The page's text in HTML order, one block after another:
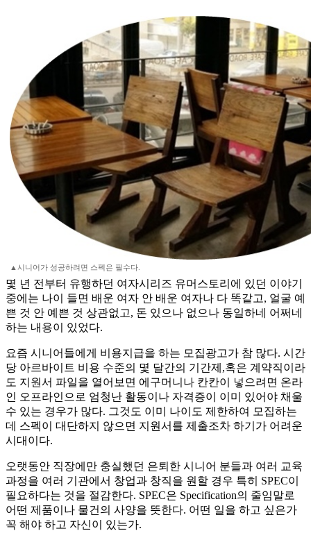
▲시니어가 성공하려면 스펙은 필수다.
몇 년 전부터 유행하던 여자시리즈 유머스토리에 있던 이야기
중에는 나이 들면 배운 여자 안 배운 여자나 다 똑같고, 얼굴 예
쁜 것 안 예쁜 것 상관없고, 돈 있으나 없으나 동일하네 어쩌네
하는 내용이 있었다.
요즘 시니어들에게 비용지급을 하는 모집광고가 참 많다. 시간
당 아르바이트 비용 수준의 몇 달간의 기간제,혹은 계약직이라
도 지원서 파일을 열어보면 에구머니나 칸칸이 넣으려면 온라
인 오프라인으로 엄청난 활동이나 자격증이 이미 있어야 채울
수 있는 경우가 많다. 그것도 이미 나이도 제한하여 모집하는
데 스펙이 대단하지 않으면 지원서를 제출조차 하기가 어려운
시대이다.
오랫동안 직장에만 충실했던 은퇴한 시니어 분들과 여러 교육
과정을 여러 기관에서 창업과 창직을 원할 경우 특히 SPEC이
필요하다는 것을 절감한다. SPEC은 Specification의 줄임말로
어떤 제품이나 물건의 사양을 뜻한다. 어떤 일을 하고 싶은가
꼭 해야 하고 자신이 있는가.